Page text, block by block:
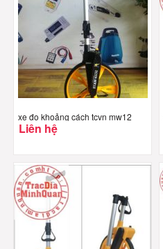
xe đo khoảng cách tcvn mw12
Liên hệ